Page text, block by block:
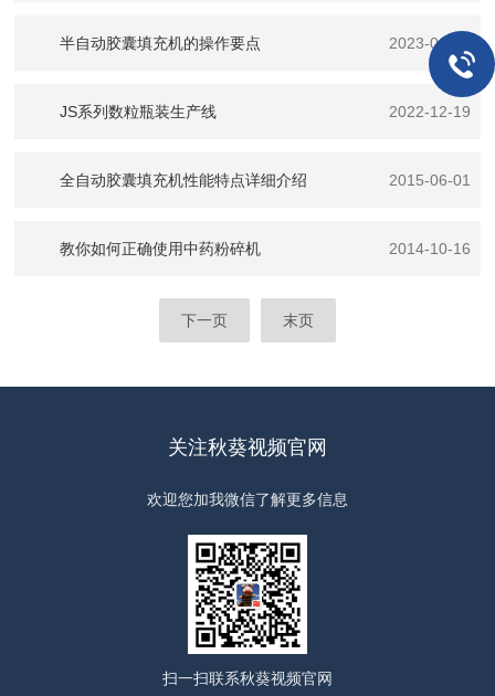
半自动胶囊填充机的操作要点 2023-06-08
JS系列数粒瓶装生产线 2022-12-19
全自动胶囊填充机性能特点详细介绍 2015-06-01
教你如何正确使用中药粉碎机 2014-10-16
下一页 末页
关注秋葵视频官网
欢迎您加我微信了解更多信息
扫一扫联系秋葵视频官网